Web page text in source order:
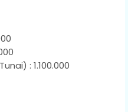
: 1.100.000